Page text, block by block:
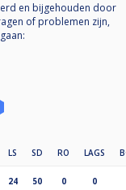
en bijgehouden door
of problemen zijn,
LS SD RO LAGS
24 50 0 0